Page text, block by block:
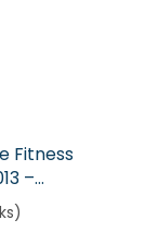
Fitness
–
(Wii U)